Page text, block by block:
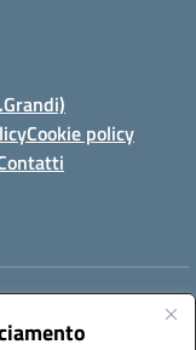
Cookie policy